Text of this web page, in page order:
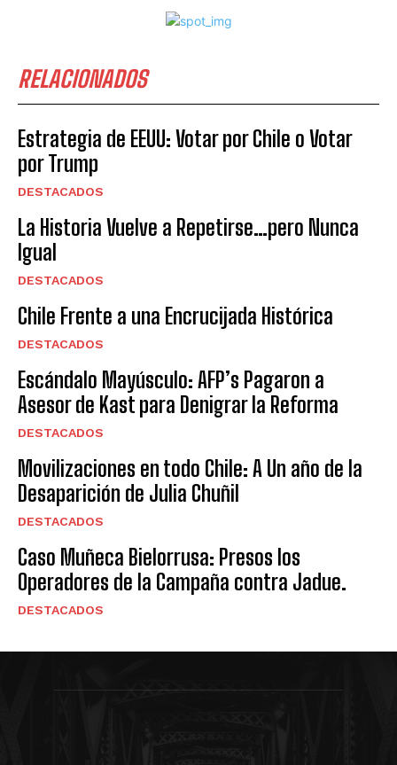
RELACIONADOS
Estrategia de EEUU: Votar por Chile o Votar
por Trump
DESTACADOS
La Historia Vuelve a Repetirse…pero Nunca
Igual
DESTACADOS
Chile Frente a una Encrucijada Histórica
DESTACADOS
Escándalo Mayúsculo: AFP’s Pagaron a
Asesor de Kast para Denigrar la Reforma
DESTACADOS
Movilizaciones en todo Chile: A Un año de la
Desaparición de Julia Chuñil
DESTACADOS
Caso Muñeca Bielorrusa: Presos los
Operadores de la Campaña contra Jadue.
DESTACADOS